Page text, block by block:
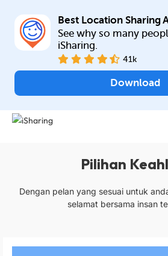
Best Location Sharing
See why so many
iSharing.
41k
Download
Pilihan
Dengan pelan yang sesuai untuk
selamat bersama insan